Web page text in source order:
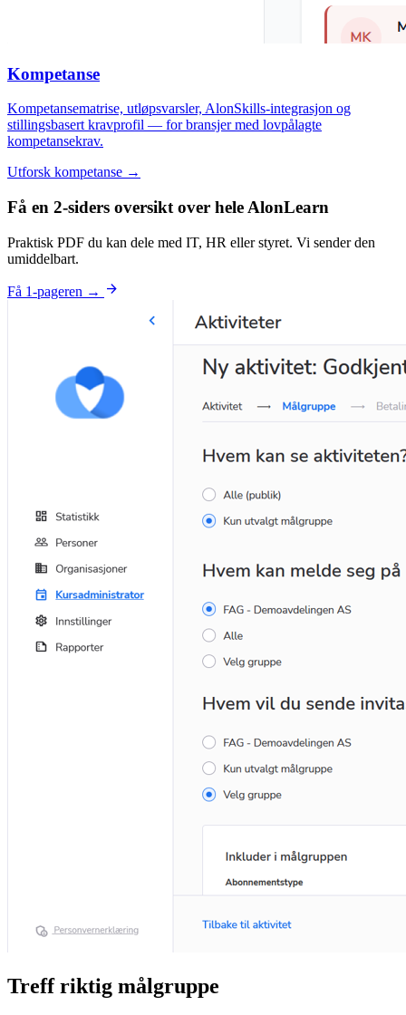
Kompetanse
Kompetansematrise, utløpsvarsler, AlonSkills-integrasjon og
stillingsbasert kravprofil — for bransjer med lovpålagte
kompetansekrav.
Utforsk kompetanse →
Få en 2-siders oversikt over hele AlonLearn
Praktisk PDF du kan dele med IT, HR eller styret. Vi sender den
umiddelbart.
Få 1-pageren → arrow_forward
Treff riktig målgruppe